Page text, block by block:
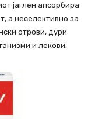
јаглен апсорбира
а неселективно за
отрови, дури
и лекови.